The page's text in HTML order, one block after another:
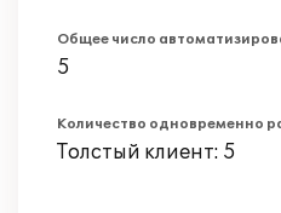
Общее число
5
Количество одновременно
Толстый клиент: 5